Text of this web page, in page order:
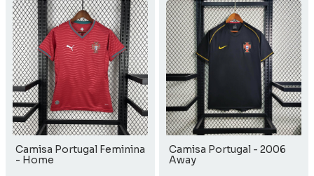
Camisa Portugal Feminina
- Home
Camisa Portugal - 2006
Away